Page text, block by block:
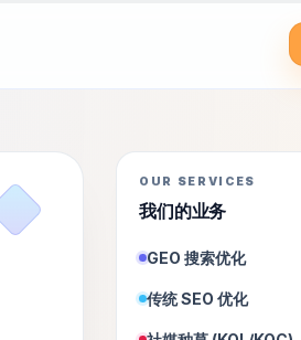
OUR SERVICES
我们的业务
GEO 搜索优化
传统 SEO 优化